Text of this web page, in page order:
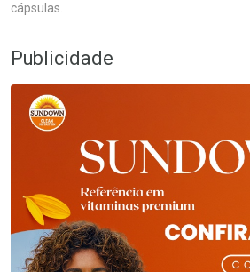
cápsulas.
Publicidade